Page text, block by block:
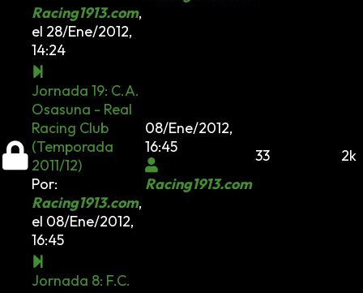
Racing1913.com,
el 28/Ene/2012,
14:24
Jornada 19: C.A.
Osasuna - Real
Racing Club
(Temporada
2011/12)
Por:
Racing1913.com,
el 08/Ene/2012,
16:45
08/Ene/2012,
16:45
Racing1913.com
33 2k
Jornada 8: F.C.